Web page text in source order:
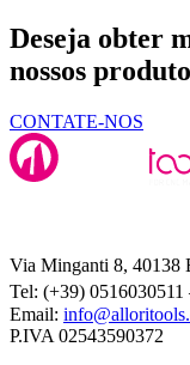
Deseja obter
nossos
CONTATE-NOS
Via Minganti 8, 40138
Tel: (+39)
Email:
P.IVA 02543590372